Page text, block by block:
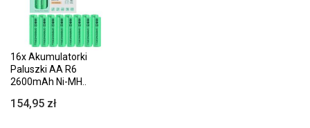
16x Akumulatorki
Paluszki AA R6
2600mAh Ni-MH..
154,95 zł